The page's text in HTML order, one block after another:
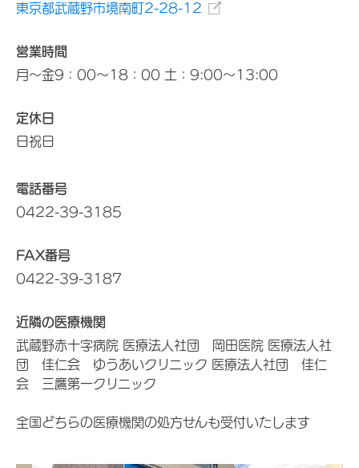
東京都武蔵野市境南町2-28-12
営業時間
月～金9：00～18：00 土：9:00～13:00
定休日
日祝日
電話番号
0422-39-3185
FAX番号
0422-39-3187
近隣の医療機関
武蔵野赤十字病院 医療法人社団 岡田医院 医療法人社
団 佳仁会 ゆうあいクリニック 医療法人社団 佳仁
会 三鷹第一クリニック
全国どちらの医療機関の処方せんも受付いたします